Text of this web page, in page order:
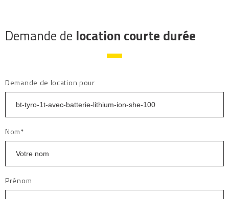
Demande de location courte durée
Demande de location pour
Nom*
Prénom